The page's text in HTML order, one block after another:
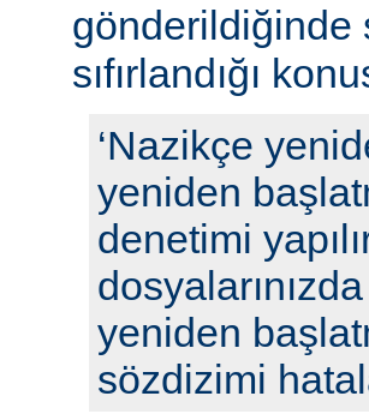
gönderildiğinde
sıfırlandığı
‘Nazikçe
yeniden
denetimi
yeniden
sözdizimi